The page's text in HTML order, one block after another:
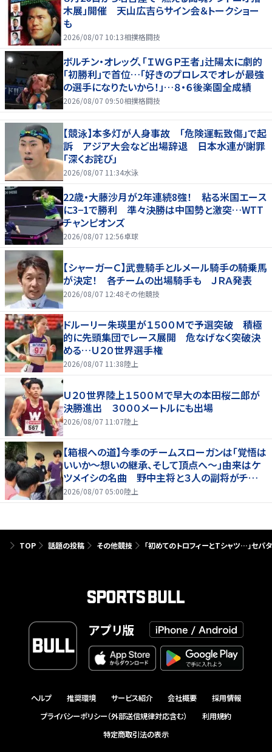
木展」開催 天山広吉らサイン会＆トークショー
も
2026/08/07 10:13相撲格闘技
ボルチン・オレッグ、「ＩＷＧＰ王者」辻陽太に劇的
「初勝利」で首位…「好きのプロレスでオレが最強
の選手になりたいから！」…８・６後楽園全成績
2026/08/07 09:50相撲格闘技
【競泳】本多灯が人身事故 「危険運転致傷」で起
訴 アジア大会など出場辞退 日本水連が謝罪
「深くお詫び」
2026/08/07 11:34水泳
22歳・大藤沙月が2年連続8強！ 粘る米国エース
に3−1で勝利 準々決勝は中国勢と激突…WTT
チャンピオンズ
2026/08/07 12:56卓球
【シャーガーＣ】武豊騎手とルメール騎手の騎乗馬
が決定！ 各チームの出場騎手も ＪＲＡ発表
2026/08/07 12:48その他競技
ドルーリー朱瑛里が１５００Ｍで予選突破 積極
的に先頭集団でレース展開 危なげなく突破決
める…Ｕ２０世界選手権
2026/08/07 11:38陸上
Ｕ２０世界陸上１５００Ｍで早大の本田桜二郎が
決勝進出 ３０００メートルにも出場
2026/08/07 11:07陸上
【箱根への道】今季のチームスローガンは「覚悟は
いいか～想いの継承、そして頂点へ～」由来はケ
ツメイシの名曲 野中主将と３人の副将がチーム
を引っ張る…夏合宿特集第１弾、国学院大
2026/08/07 05:00陸上
TOP 話題の投稿 その他競技 「初めてのトロフィーとTシャツ…」セ
アプリ版
ヘルプ 推奨環境 サービス紹介 会社概要
採用情報
プライバシーポリシー（外部送信規律対応含む）
利用規約
特定商取引法の表示